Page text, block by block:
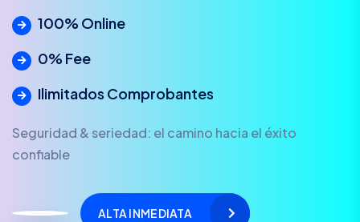
100% Online
0% Fee
Ilimitados Comprobantes
Seguridad & seriedad: el camino hacia el éxito
confiable
ALTA INMEDIATA